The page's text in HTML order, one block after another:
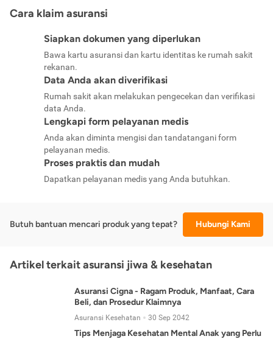
Cara klaim asuransi
Siapkan dokumen yang diperlukan
Bawa kartu asuransi dan kartu identitas ke rumah sakit
rekanan.
Data Anda akan diverifikasi
Rumah sakit akan melakukan pengecekan dan verifikasi
data Anda.
Lengkapi form pelayanan medis
Anda akan diminta mengisi dan tandatangani form
pelayanan medis.
Proses praktis dan mudah
Dapatkan pelayanan medis yang Anda butuhkan.
Butuh bantuan mencari produk yang tepat? Hubungi Kami
Artikel terkait asuransi jiwa & kesehatan
Asuransi Cigna - Ragam Produk, Manfaat, Cara
Beli, dan Prosedur Klaimnya
Asuransi Kesehatan 30 Sep 2042
Tips Menjaga Kesehatan Mental Anak yang Perlu